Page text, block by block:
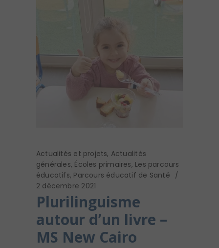
Actualités et projets, Actualités
générales, Écoles primaires, Les parcours
éducatifs, Parcours éducatif de Santé
2 décembre 2021
Plurilinguisme
autour d’un livre –
MS New Cairo